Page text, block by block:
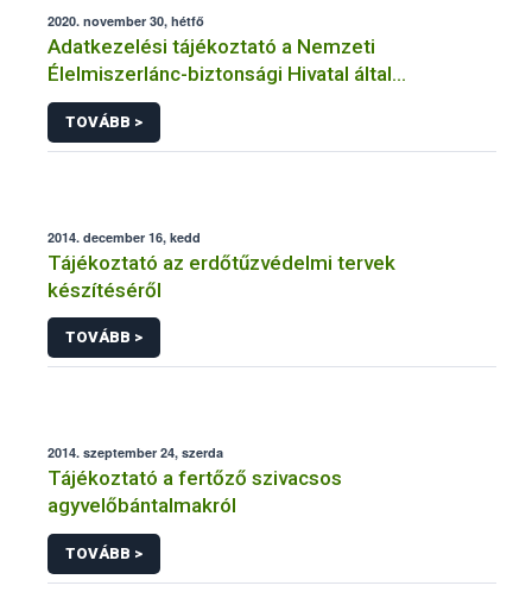
2020. november 30, hétfő
Adatkezelési tájékoztató a Nemzeti
Élelmiszerlánc-biztonsági Hivatal által
üzemeltetett élelmiszerlánc-felügyeleti
információs rendszerhez (FELIR) kapcsolódó
adatkezeléséhez
TOVÁBB >
2014. december 16, kedd
Tájékoztató az erdőtűzvédelmi tervek
készítéséről
TOVÁBB >
2014. szeptember 24, szerda
Tájékoztató a fertőző szivacsos
agyvelőbántalmakról
TOVÁBB >